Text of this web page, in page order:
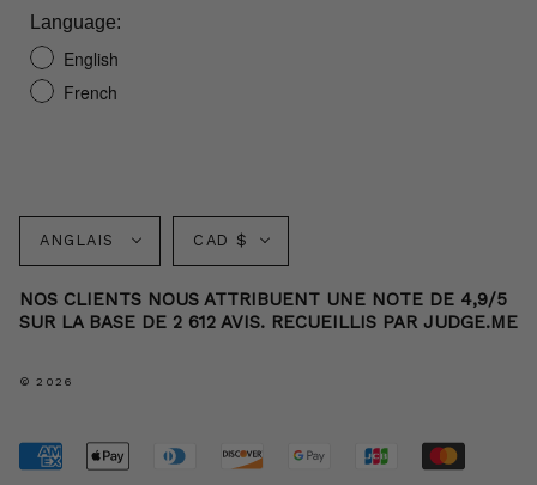
Language:
English
French
Langue
ANGLAIS Monnaie
CAD $
NOS CLIENTS NOUS ATTRIBUENT UNE NOTE DE 4,9/5
SUR LA BASE DE 2 612 AVIS. RECUEILLIS PAR JUDGE.ME
© 2026